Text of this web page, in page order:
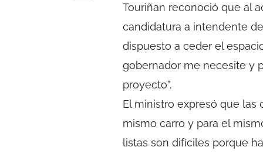
Touriñan reconoció que al
candidatura a intendente
dispuesto a ceder el
gobernador me necesite y
proyecto”.
El ministro expresó que las
mismo carro y para el
listas son difíciles porque